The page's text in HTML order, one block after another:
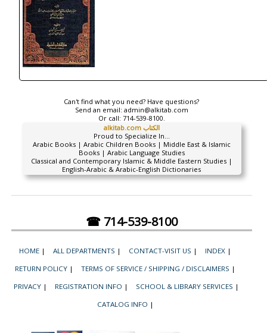
Can't find what you need? Have questions?
Send an email: admin@alkitab.com
Or call: 714-539-8100.
alkitab.com الكتاب
Proud to Specialize In...
Arabic Books | Arabic Children Books | Middle East & Islamic
Books | Arabic Language Studies
Classical and Contemporary Islamic & Middle Eastern Studies |
English-Arabic & Arabic-English Dictionaries
☎ 714-539-8100
HOME | ALL DEPARTMENTS | CONTACT-VISIT US | INDEX |
RETURN POLICY | TERMS OF SERVICE / SHIPPING / DISCLAIMERS |
PRIVACY | REGISTRATION INFO | SCHOOL & LIBRARY SERVICES |
CATALOG INFO |